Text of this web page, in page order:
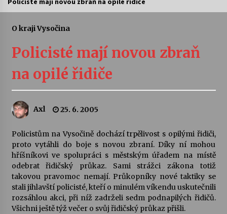
Sukuba Ensemble
Vernisáž výstavy Josefíny Duškové: Stávám se
kapkou
Veselí muzikanti
Pozvánka na integrační festival Quijotova
šedesátka: 28. 7.–1. 8. 2026
28. 7. 2026
Letní koncerty ve Stromovce: Kolchoz a
Jenakaši
O kraji Vysočina
Policisté mají novou zbraň
na opilé řidiče
Axl 25. 6. 2005
Policistům na Vysočině dochází trpělivost s opilými řidiči,
proto vytáhli do boje s novou zbraní. Díky ní mohou
hříšníkovi ve spolupráci s městským úřadem na místě
odebrat řidičský průkaz. Sami strážci zákona totiž
takovou pravomoc nemají. Průkopníky nové taktiky se
stali jihlavští policisté, kteří o minulém víkendu uskutečnili
rozsáhlou akci, při níž zadrželi sedm podnapilých řidičů.
Všichni ještě týž večer o svůj řidičský průkaz přišli.